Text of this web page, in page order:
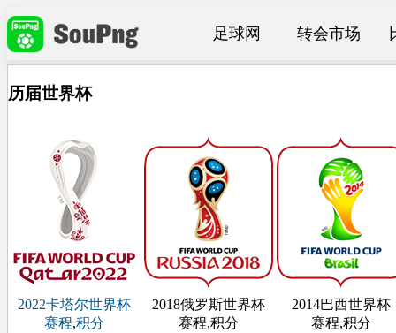
足球网 转会市场
历届世界杯
2022卡塔尔世界杯
赛程,积分
2018俄罗斯世界杯
赛程,积分
2014巴西世界杯
赛程,积分